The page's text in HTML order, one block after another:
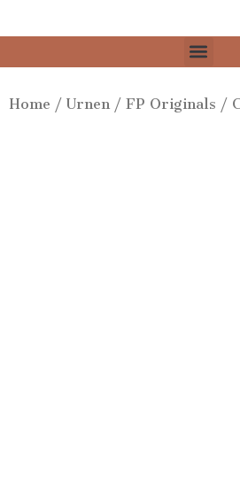
Home / Urnen / FP Originals /